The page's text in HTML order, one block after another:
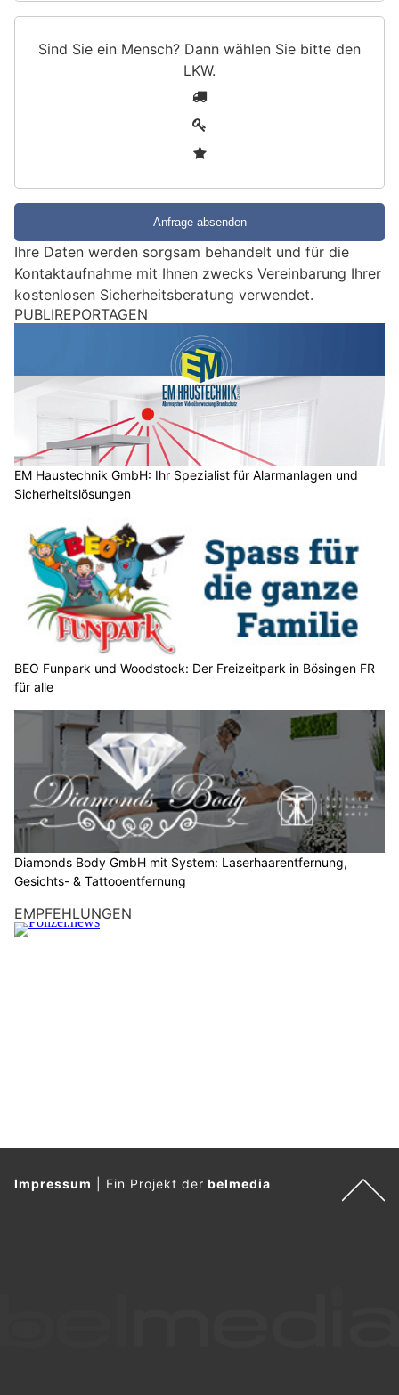
Sind Sie ein Mensch? Dann wählen Sie bitte den
LKW.
e
i
n
M
e
c
h
D
a
n
w
ä
h
l
e
S
e
t
e
e
n
K
Ihre Daten werden sorgsam behandelt und für die
Kontaktaufnahme mit Ihnen zwecks Vereinbarung Ihrer
kostenlosen Sicherheitsberatung verwendet.
PUBLIREPORTAGEN
EM Haustechnik GmbH: Ihr Spezialist für Alarmanlagen und
Sicherheitslösungen
BEO Funpark und Woodstock: Der Freizeitpark in Bösingen FR
für alle
Diamonds Body GmbH mit System: Laserhaarentfernung,
Gesichts- & Tattooentfernung
EMPFEHLUNGEN
Impressum Ein Projekt derbelmedia